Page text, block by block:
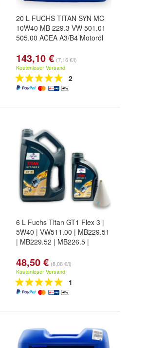
20 L FUCHS TITAN SYN MC
10W40 MB 229.3 VW 501.01
505.00 ACEA A3/B4 Motoröl
143,10 € (7,16 €/l)
Kostenloser Versand
2
6 L Fuchs Titan GT1 Flex 3 |
5W40 | VW511.00 | MB229.51
| MB229.52 | MB226.5 |
48,50 € (8,08 €/l)
Kostenloser Versand
1